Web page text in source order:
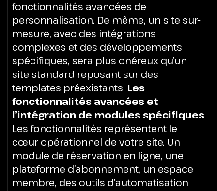
fonctionnalités avancées de
personnalisation. De même, un site sur-
mesure, avec des intégrations
complexes et des développements
spécifiques, sera plus onéreux qu’un
site standard reposant sur des
templates préexistants. Les
fonctionnalités avancées et
l’intégration de modules spécifiques
Les fonctionnalités représentent le
cœur opérationnel de votre site. Un
module de réservation en ligne, une
plateforme d’abonnement, un espace
membre, des outils d’automatisation